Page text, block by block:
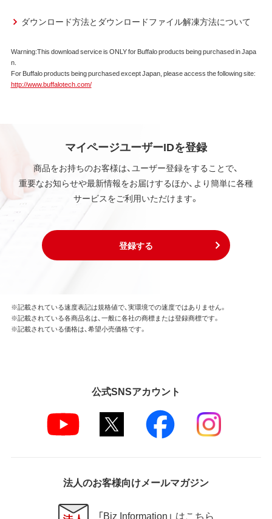
本ソフトウェアは、著作権法その他の無体財産権に関
本ソフトウェアは、本契約に規定される条件のもとで
使用許諾するものであり、販売されるものではなく、
削除してはならないものとします。
第3条 使用制限
本ソフトウェアの用途は、購入商品またはその添付ソ
フトウェアとともに使用することのみとします。
り、逆アセンブル、逆コンパイル、リバースエンジニア
リング、その他の修正を本ソフトウェアに加えること
はできません。
第4条 保証
弊社は、データの消失、業務の中断、逸失利益、精神的
損害等を含め、本ソフトウェアの使用または使用不能
に起因する直接的、間接的、特別、偶発的、結果的、そ
の他いかなる損害にも、一切の責任を負いません。
本契約の締結により、お客様は下記事項に同意するも
ダウンロード方法とダウンロードファイル解凍方法について
Warning:This download service is ONLY for Buffalo products being purchased in Japa
n.
For Buffalo products being purchased except Japan, please access the following site:
http://www.buffalotech.com/
マイページユーザーIDを登録
商品をお持ちのお客様は、ユーザー登録をすることで、
重要なお知らせや最新情報をお届けするほか、より簡単に各種
サービスをご利用いただけます。
登録する
※記載されている速度表記は規格値で、実環境での速度ではありません。
※記載されている各商品名は、一般に各社の商標または登録商標です。
※記載されている価格は、希望小売価格です。
公式SNSアカウント
法人のお客様向けメールマガジン
「Biz Information」 はこちら